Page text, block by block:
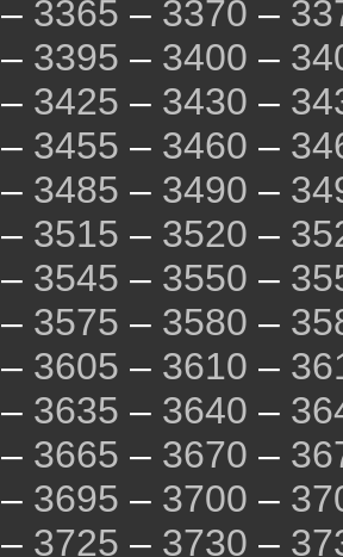
– 3365 – 3370 –
– 3395 – 3400 –
– 3425 – 3430 –
– 3455 – 3460 –
– 3485 – 3490 –
– 3515 – 3520 –
– 3545 – 3550 –
– 3575 – 3580 –
– 3605 – 3610 –
– 3635 – 3640 –
– 3665 – 3670 –
– 3695 – 3700 –
– 3725 – 3730 –